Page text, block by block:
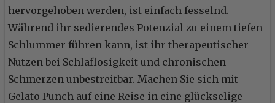
hervorgehoben werden, ist einfach fesselnd.
Während ihr sedierendes Potenzial zu einem tiefen
Schlummer führen kann, ist ihr therapeutischer
Nutzen bei Schlaflosigkeit und chronischen
Schmerzen unbestreitbar. Machen Sie sich mit
Gelato Punch auf eine Reise in eine glückselige